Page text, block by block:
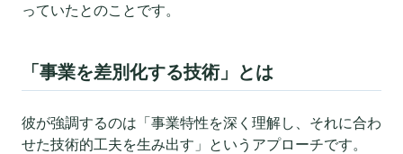
っていたとのことです。
「事業を差別化する技術」とは
彼が強調するのは「事業特性を深く理解し、それに合わ
せた技術的工夫を生み出す」というアプローチです。